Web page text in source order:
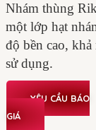
Nhám thùng
một lớp hạt
độ bền cao,
sử dụng.
YÊU CẦU BÁO
GIÁ